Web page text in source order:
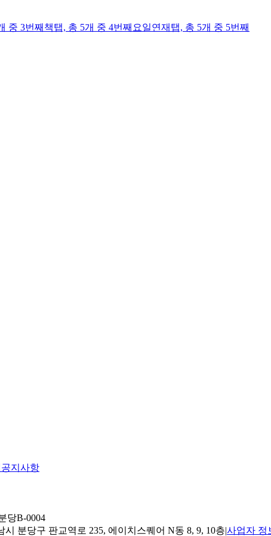
중 3번째 책탭, 총 5개 중 4번째 요일연재 탭, 총 5개 중 5번째
공지사항
당B-0004
시 분당구 판교역로 235, 에이치스퀘어 N동 8, 9, 10층|사업자 정